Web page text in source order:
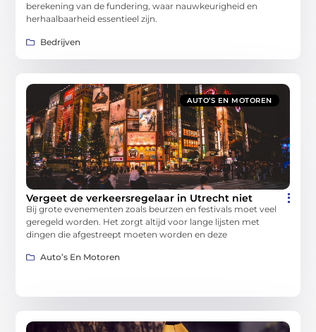
berekening van de fundering, waar nauwkeurigheid en
herhaalbaarheid essentieel zijn.
Bedrijven
AUTO’S EN MOTOREN
Vergeet de verkeersregelaar in Utrecht niet
Bij grote evenementen zoals beurzen en festivals moet veel
geregeld worden. Het zorgt altijd voor lange lijsten met
dingen die afgestreept moeten worden en deze
Auto’s En Motoren